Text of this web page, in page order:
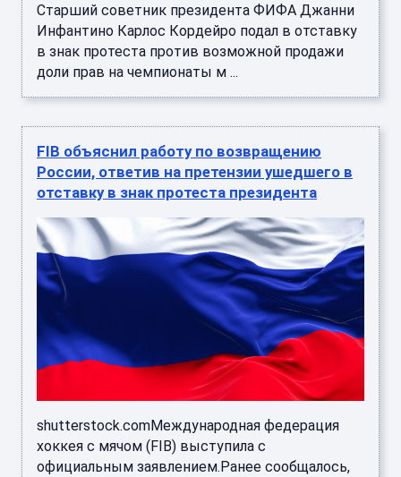
Старший советник президента ФИФА Джанни
Инфантино Карлос Кордейро подал в отставку
в знак протеста против возможной продажи
доли прав на чемпионаты м ...
FIB объяснил работу по возвращению
России, ответив на претензии ушедшего в
отставку в знак протеста президента
shutterstock.comМеждународная федерация
хоккея с мячом (FIB) выступила с
официальным заявлением.Ранее сообщалось,